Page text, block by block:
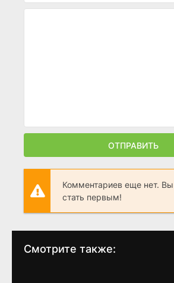
ОТПРАВИТЬ
Комментариев еще нет.
стать первым!
Смотрите также: